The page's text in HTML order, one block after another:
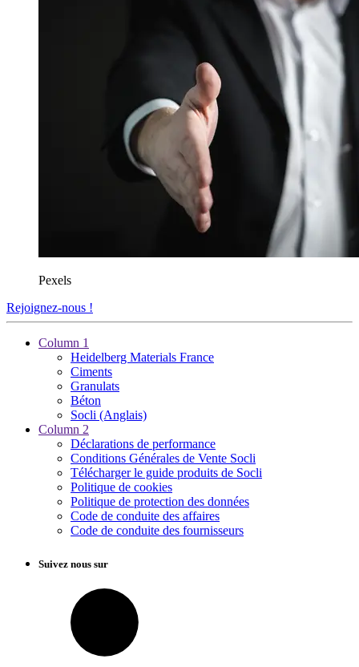
Pexels
Rejoignez-nous !
Column 1
Heidelberg Materials France
Ciments
Granulats
Béton
Socli (Anglais)
Column 2
Déclarations de performance
Conditions Générales de Vente Socli
Télécharger le guide produits de Socli
Politique de cookies
Politique de protection des données
Code de conduite des affaires
Code de conduite des fournisseurs
Suivez nous sur